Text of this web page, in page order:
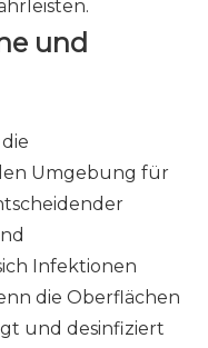
und
Umgebung für
Infektionen
die Oberflächen
und desinfiziert